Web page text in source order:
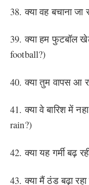
38. क्या वह बचाना जा
39. क्या हम फुटबॉल
football?)
40. क्या तुम वापस आ
41. क्या वे बारिश में
rain?)
42. क्या यह गर्मी बढ़
43. क्या मैं ठंड बढ़ा